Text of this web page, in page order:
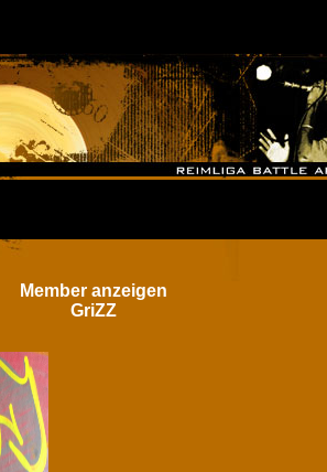
Member anzeigen
GriZZ